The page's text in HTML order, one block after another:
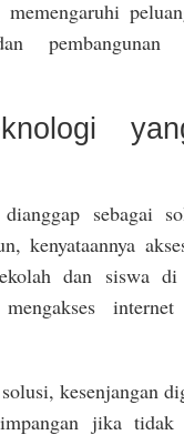
pembangunan
sebagai
kenyataannya
dan siswa di
kesenjangan
jika